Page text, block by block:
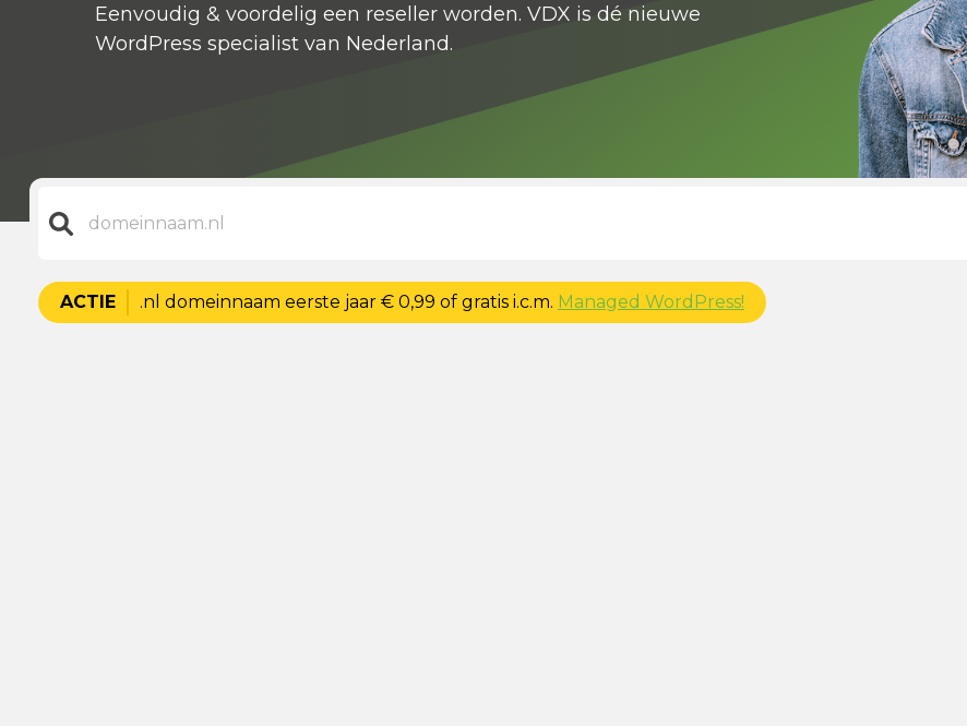
Eenvoudig & voordelig een reseller worden. VDX is dé nieuwe
WordPress specialist van Nederland.
ACTIE .nl domeinnaam eerste jaar € 0,99 of gratis i.c.m. Managed WordPress!